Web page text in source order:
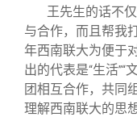
王先生的话不
与合作，而且帮我
年西南联大为便于
出的代表是“生活”“
团相互合作，共同
理解西南联大的思